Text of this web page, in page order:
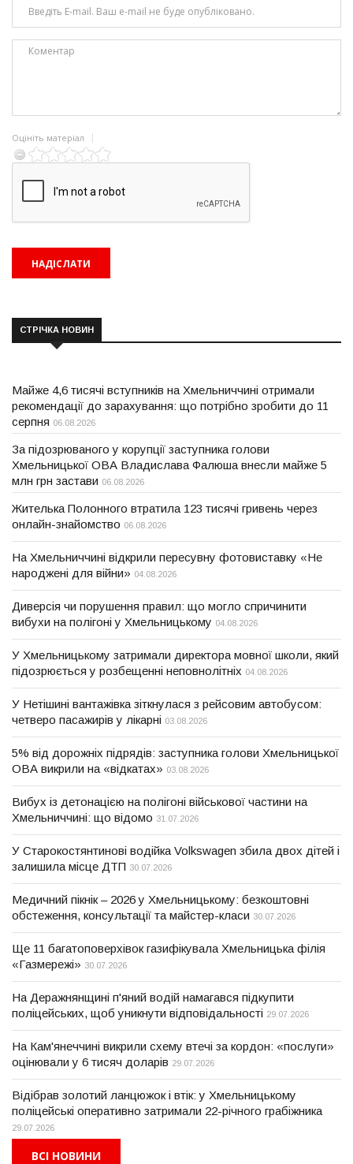
Оцініть матеріал
СТРІЧКА НОВИН
Майже 4,6 тисячі вступників на Хмельниччині отримали
рекомендації до зарахування: що потрібно зробити до 11
серпня 06.08.2026
За підозрюваного у корупції заступника голови
Хмельницької ОВА Владислава Фалюша внесли майже 5
млн грн застави 06.08.2026
Жителька Полонного втратила 123 тисячі гривень через
онлайн-знайомство 06.08.2026
На Хмельниччині відкрили пересувну фотовиставку «Не
народжені для війни» 04.08.2026
Диверсія чи порушення правил: що могло спричинити
вибухи на полігоні у Хмельницькому 04.08.2026
У Хмельницькому затримали директора мовної школи, який
підозрюється у розбещенні неповнолітніх 04.08.2026
У Нетішині вантажівка зіткнулася з рейсовим автобусом:
четверо пасажирів у лікарні 03.08.2026
5% від дорожніх підрядів: заступника голови Хмельницької
ОВА викрили на «відкатах» 03.08.2026
Вибух із детонацією на полігоні військової частини на
Хмельниччині: що відомо 31.07.2026
У Старокостянтинові водійка Volkswagen збила двох дітей і
залишила місце ДТП 30.07.2026
Медичний пікнік – 2026 у Хмельницькому: безкоштовні
обстеження, консультації та майстер-класи 30.07.2026
Ще 11 багатоповерхівок газифікувала Хмельницька філія
«Газмережі» 30.07.2026
На Деражнянщині п'яний водій намагався підкупити
поліцейських, щоб уникнути відповідальності 29.07.2026
На Кам'янеччині викрили схему втечі за кордон: «послуги»
оцінювали у 6 тисяч доларів 29.07.2026
Відібрав золотий ланцюжок і втік: у Хмельницькому
поліцейські оперативно затримали 22-річного грабіжника
29.07.2026
ВСІ НОВИНИ